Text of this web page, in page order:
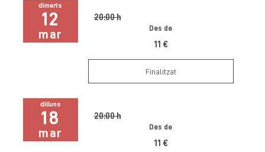
dimarts
12
mar
20:00 h
Des de
11 €
Finalitzat
dilluns
18
mar
20:00 h
Des de
11 €